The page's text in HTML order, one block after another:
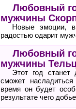
Любовный
мужчины
Новые эмоции,
радостью одарит
Любовный
мужчины
Этот год
сможет
время он будет
результате чего